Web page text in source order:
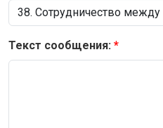
Текст сообщения: